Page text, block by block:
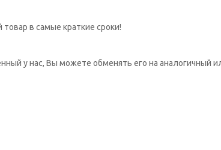
в самые краткие сроки!
у нас, Вы можете обменять его на аналогичный